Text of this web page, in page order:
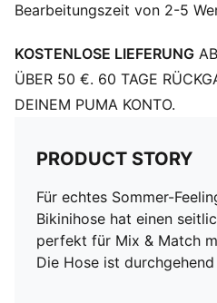
Bearbeitungszeit von 2-5
KOSTENLOSE LIEFERUNG
ÜBER 50 €. 60 TAGE
DEINEM PUMA KONTO.
PRODUCT STORY
Für echtes Sommer-
Bikinihose hat einen
perfekt für Mix & Match
Die Hose ist